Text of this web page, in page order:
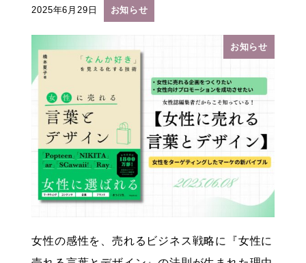
投稿日
2025年6月29日 お知らせ
お知らせ
女性の感性を、売れるビジネス戦略に『女性に